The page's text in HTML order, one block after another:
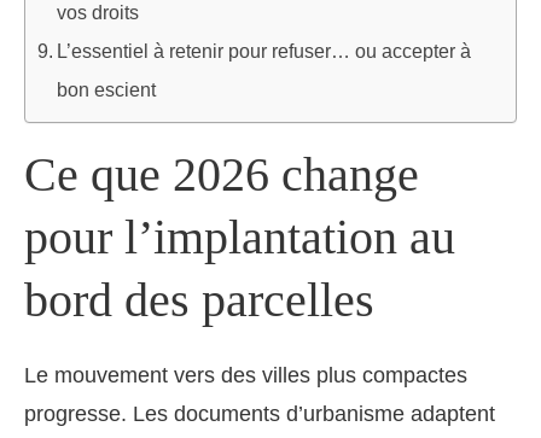
vos droits
L’essentiel à retenir pour refuser… ou accepter à
bon escient
Ce que 2026 change
pour l’implantation au
bord des parcelles
Le mouvement vers des villes plus compactes
progresse. Les documents d’urbanisme adaptent